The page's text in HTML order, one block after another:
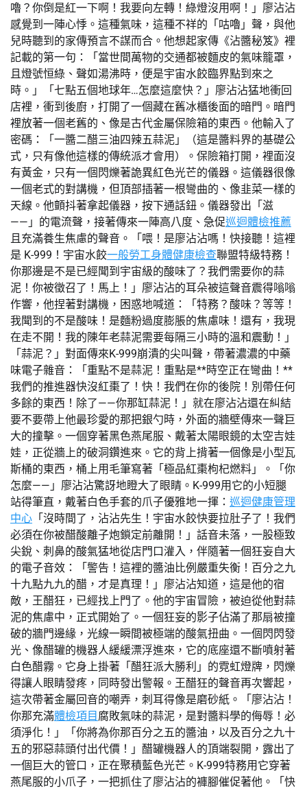
嚕？你倒是紅一下啊！我要向左轉！綠燈沒用啊！」廖沾沾
感覺到一陣心悸。這種氣味，這種不祥的「咕嚕」聲，與他
兒時聽到的家傳預言不謀而合。他想起家傳《沾醬秘笈》裡
記載的第一句：「當世間萬物的交通都被麵皮的氣味籠罩，
且燈號恒綠、聲如湯沸時，便是宇宙水餃臨界點到來之
時。」「七點五個地球年…怎麼這麼快？」廖沾沾猛地衝回
店裡，衝到後廚，打開了一個藏在舊冰櫃後面的暗門。暗門
裡放著一個老舊的、像是古代金屬保險箱的東西。他輸入了
密碼：「一醬二醋三油四辣五蒜泥」（這是醬料界的基礎公
式，只有像他這樣的傳統派才會用）。保險箱打開，裡面沒
有黃金，只有一個閃爍著詭異紅色光芒的儀器。這儀器很像
一個老式的對講機，但頂部插著一根彎曲的、像韭菜一樣的
天線。他顫抖著拿起儀器，按下通話鈕。儀器發出「滋
——」的電流聲，接著傳來一陣高八度、急促巡迴體檢推薦
且充滿養生焦慮的聲音。「喂！是廖沾沾嗎！快接聽！這裡
是 K-999！宇宙水餃一般勞工身體健康檢查聯盟特級特務！
你那邊是不是已經聞到宇宙級的酸味了？我們需要你的蒜
泥！你被徵召了！馬上！」廖沾沾的耳朵被這聲音震得嗡嗡
作響，他捏著對講機，困惑地喊道：「特務？酸味？等等！
我聞到的不是酸味！是麵粉過度膨脹的焦慮味！還有，我現
在走不開！我的陳年老蒜泥需要每隔三小時的溫和震動！」
「蒜泥？」對面傳來K-999崩潰的尖叫聲，帶著濃濃的中藥
味電子雜音：「重點不是蒜泥！重點是**時空正在彎曲！**
我們的推進器快沒紅棗了！快！我們在你的後院！別帶任何
多餘的東西！除了——你那缸蒜泥！」就在廖沾沾還在糾結
要不要帶上他最珍愛的那把銀勺時，外面的牆壁傳來一聲巨
大的撞擊。一個穿著黑色燕尾服、戴著太陽眼鏡的太空吉娃
娃，正從牆上的破洞鑽進來。它的背上揹著一個像是小型瓦
斯桶的東西，桶上用毛筆寫著「極品紅棗枸杞燃料」。「你
怎麼——」廖沾沾驚訝地瞪大了眼睛。K-999用它的小短腿
站得筆直，戴著白色手套的爪子優雅地一揮： 巡迴健康管理
中心 「沒時間了，沾沾先生！宇宙水餃快要拉肚子了！我們
必須在你被醋酸離子炮鎖定前離開！」話音未落，一股極致
尖銳、刺鼻的酸氣猛地從店門口灌入，伴隨著一個狂妄自大
的電子音效：「警告！這裡的醬油比例嚴重失衡！百分之九
十九點九九的醋，才是真理！」廖沾沾知道，這是他的宿
敵，王醋狂，已經找上門了。他的宇宙冒險，被迫從他對蒜
泥的焦慮中，正式開始了。一個狂妄的影子佔滿了那扇被撞
破的牆門邊緣，光線一瞬間被極端的酸氣扭曲。一個閃閃發
光、像醋罐的機器人緩緩漂浮進來，它的底座還不斷噴射著
白色醋霧。它身上掛著「醋狂派大勝利」的霓虹燈牌，閃爍
得讓人眼睛發疼，同時發出警報。王醋狂的聲音再次響起，
這次帶著金屬回音的嘲弄，刺耳得像是磨砂紙。「廖沾沾！
你那充滿體檢項目 腐敗氣味的蒜泥，是對醬料學的侮辱！必
須淨化！」「你將為你那百分之五的醬油，以及百分之九十
五的邪惡蒜頭付出代價！」醋罐機器人的頂端裂開，露出了
一個巨大的管口，正在聚積藍色光芒。K-999特務用它穿著
燕尾服的小爪子，一把抓住了廖沾沾的褲腳催促著他。「快